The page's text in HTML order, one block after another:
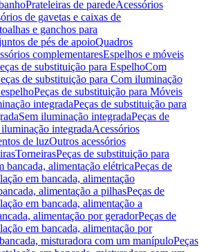
Prateleiras de paredeAcessórios
de gavetas e caixas de
e ganchos para
de pés de apoioQuadros
complementaresEspelhos e móveis
de substituição para EspelhoCom
de substituição para Com iluminação
Peças de substituição para Móveis
integradaPeças de substituição para
Sem iluminação integradaPeças de
integradaAcessórios
de luzOutros acessórios
TorneirasPeças de substituição para
bancada, alimentação elétricaPeças de
em bancada, alimentação
alimentação a pilhasPeças de
em bancada, alimentação a
alimentação por geradorPeças de
em bancada, alimentação por
misturadora com um manípuloPeças